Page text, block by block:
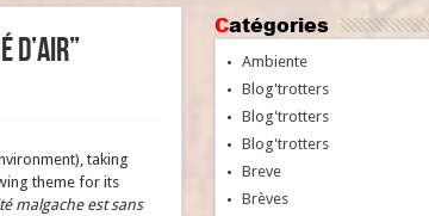
d’Air”
taking
theme for its
malgache est sans
Catégories
Ambiente
Blog'trotters
Blog'trotters
Blog'trotters
Breve
Brèves